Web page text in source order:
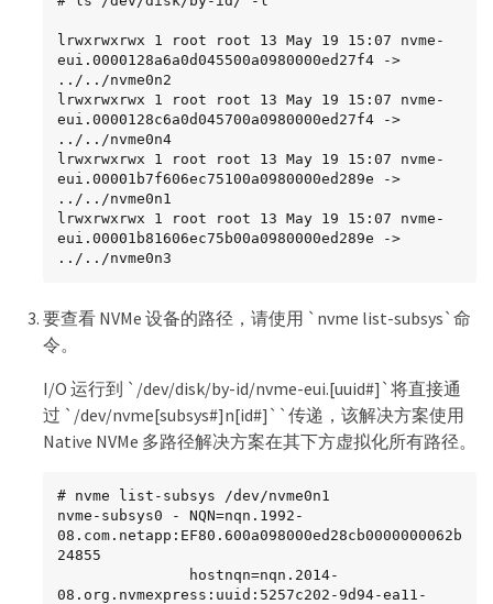
lrwxrwxrwx 1 root root 13 May 19 15:07 nvme-
eui.0000128a6a0d045500a0980000ed27f4 ->
../../nvme0n2
lrwxrwxrwx 1 root root 13 May 19 15:07 nvme-
eui.0000128c6a0d045700a0980000ed27f4 ->
../../nvme0n4
lrwxrwxrwx 1 root root 13 May 19 15:07 nvme-
eui.00001b7f606ec75100a0980000ed289e ->
../../nvme0n1
lrwxrwxrwx 1 root root 13 May 19 15:07 nvme-
eui.00001b81606ec75b00a0980000ed289e ->
../../nvme0n3
要查看 NVMe 设备的路径，请使用 `nvme list-subsys`命
令。
I/O 运行到 `/dev/disk/by-id/nvme-eui.[uuid#]`将直接通
过 `/dev/nvme[subsys#]n[id#]``传递，该解决方案使用
Native NVMe 多路径解决方案在其下方虚拟化所有路径。
# nvme list-subsys /dev/nvme0n1
nvme-subsys0 - NQN=nqn.1992-
08.com.netapp:EF80.600a098000ed28cb0000000062b
24855
08.org.nvmexpress:uuid:5257c202-9d94-ea11-